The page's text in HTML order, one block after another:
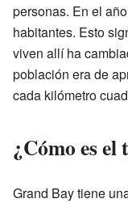
personas. En el año
habitantes. Esto
viven allí ha
población era de
cada kilómetro
¿Cómo es
Grand Bay tiene